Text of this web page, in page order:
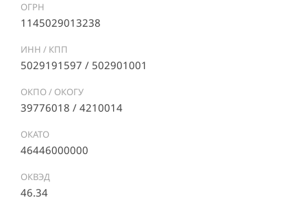
ОГРН
1145029013238
ИНН / КПП
5029191597 / 502901001
ОКПО / ОКОГУ
39776018 / 4210014
ОКАТО
46446000000
ОКВЭД
46.34